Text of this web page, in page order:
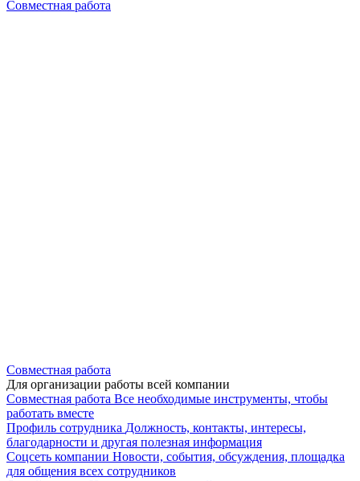
Совместная работа
Совместная работа
Для организации работы всей компании
Совместная работа Все необходимые инструменты, чтобы
работать вместе
Профиль сотрудника Должность, контакты, интересы,
благодарности и другая полезная информация
Соцсеть компании Новости, события, обсуждения, площадка
для общения всех сотрудников